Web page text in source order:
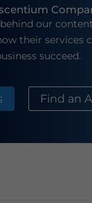
our
their services
succeed.
Find an